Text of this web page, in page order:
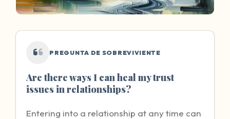
PREGUNTA DE SOBREVIVIENTE
Are there ways I can heal my trust
issues in relationships?
Entering into a relationship at any time can